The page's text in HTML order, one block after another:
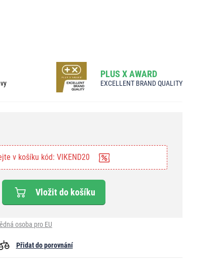
PLUS X AWARD
EXCELLENT BRAND QUALITY
v košíku kód: VIKEND20
Vložit do košíku
osoba pro EU
Přidat do porovnání